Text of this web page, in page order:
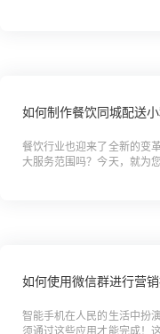
餐饮行业也迎来了全新的变
大服务范围吗？今天，就为
如何使用微信群进行营
智能手机在人民的生活中扮
须通过这些应用才能完成！